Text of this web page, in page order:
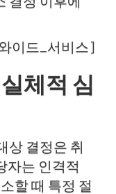
이드_서비스]
체적 심
상 결정은 취
자는 인격적
할 때 특정 절